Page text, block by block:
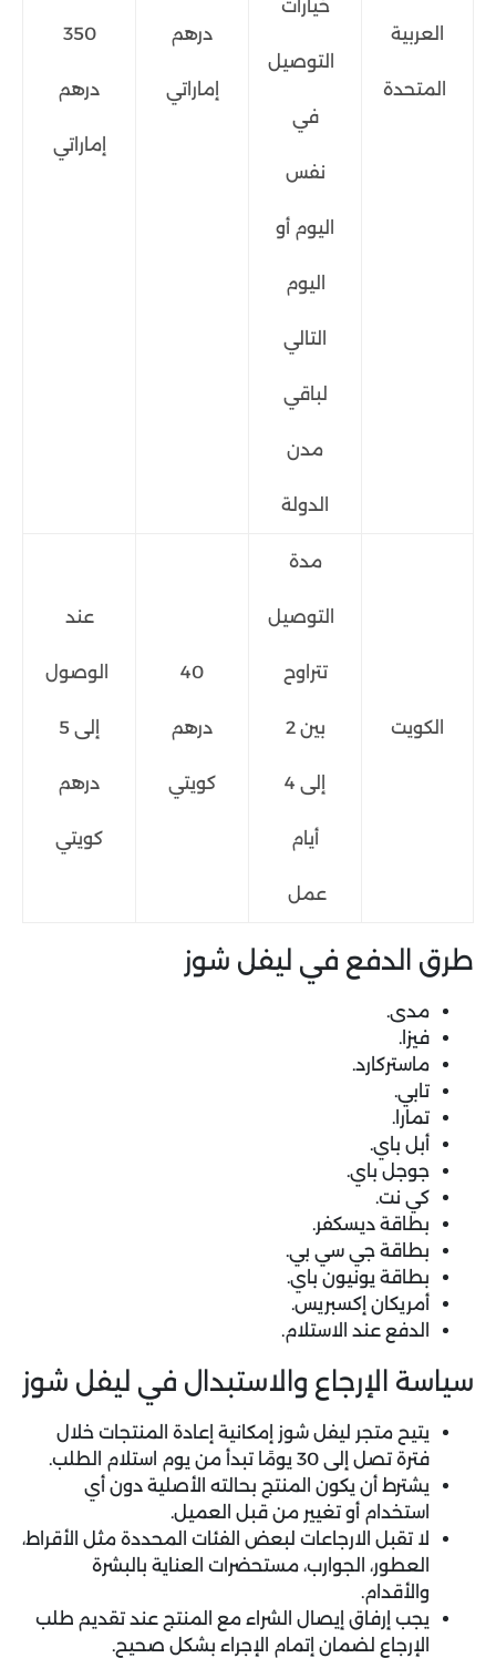
العربية
المتحدة
خيارات
التوصيل
في
نفس
اليوم أو
اليوم
التالي
لباقي
مدن
الدولة
درهم
إماراتي
350
درهم
إماراتي
الكويت
مدة
التوصيل
تتراوح
بين 2
إلى 4
أيام
عمل
40
درهم
كويتي
عند
الوصول
إلى 5
درهم
كويتي
طرق الدفع في ليفل شوز
مدى.
فيزا.
ماستركارد.
تابي.
تمارا.
أبل باي.
جوجل باي.
كي نت.
بطاقة ديسكفر.
بطاقة جي سي بي.
بطاقة يونيون باي.
أمريكان إكسبريس.
الدفع عند الاستلام.
سياسة الإرجاع والاستبدال في ليفل شوز
يتيح متجر ليفل شوز إمكانية إعادة المنتجات خلال
فترة تصل إلى 30 يومًا تبدأ من يوم استلام الطلب.
يشترط أن يكون المنتج بحالته الأصلية دون أي
استخدام أو تغيير من قبل العميل.
لا تقبل الارجاعات لبعض الفئات المحددة مثل الأقراط،
العطور، الجوارب، مستحضرات العناية بالبشرة
والأقدام.
يجب إرفاق إيصال الشراء مع المنتج عند تقديم طلب
الإرجاع لضمان إتمام الإجراء بشكل صحيح.